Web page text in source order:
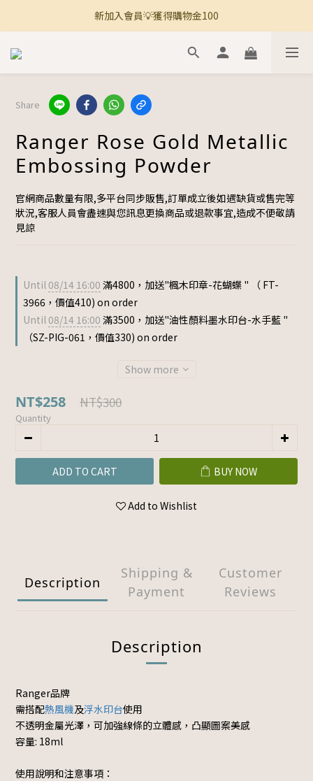
🚚 全館滿800免運 🚚
新加入會員💡獲得購物金100
🚚 全館滿800免運 🚚
Share
Ranger Rose Gold Metallic
Embossing Powder
官網商品數量有限,多平台同步販售,訂單成立後如遇缺貨或售完等
狀況,客服人員會盡速與您訊息更換商品或退款事宜,造成不便敬請
見諒
Until 08/14 16:00 滿4800，加送"楓木印章-花蝴蝶 " （ FT-
3966，價值410) on order
Until 08/14 16:00 滿3500，加送"油性顏料墨水印台-水手藍 "
（SZ-PIG-061，價值330) on order
Show more
NT$258 NT$300
Quantity
ADD TO CART BUY NOW
Add to Wishlist
Description
Shipping &
Payment
Customer
Reviews
Description
Ranger品牌
需搭配熱風機及浮水印台使用
不透明金屬光澤，可加強線條的立體感，凸顯圖案美感
容量: 18ml
使用說明和注意事項：